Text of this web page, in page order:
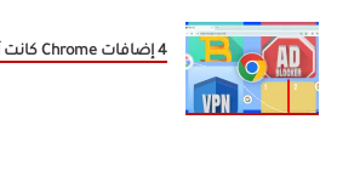
4 إضافات Chrome كانت آمنة ثم أصبحت برامج ضارة